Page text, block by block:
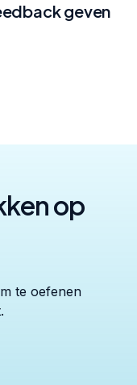
geven
op
te oefenen